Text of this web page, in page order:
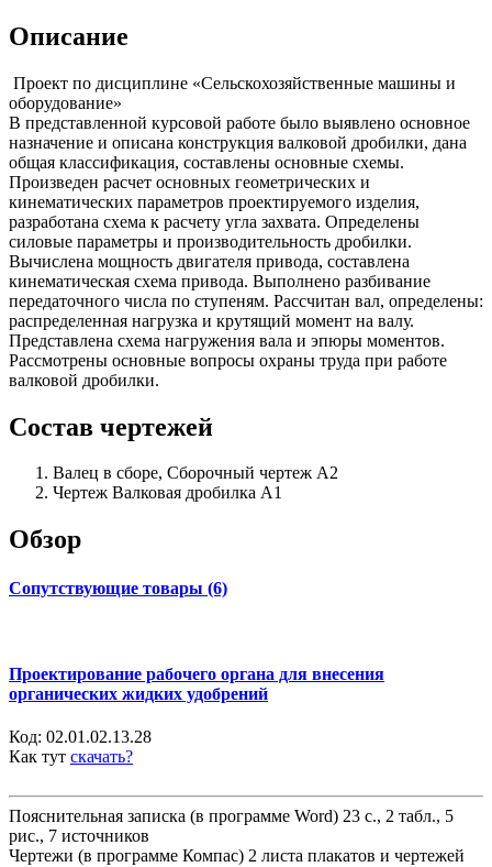
Описание
Проект по дисциплине «Сельскохозяйственные машины и
оборудование»
В представленной курсовой работе было выявлено основное
назначение и описана конструкция валковой дробилки, дана
общая классификация, составлены основные схемы.
Произведен расчет основных геометрических и
кинематических параметров проектируемого изделия,
разработана схема к расчету угла захвата. Определены
силовые параметры и производительность дробилки.
Вычислена мощность двигателя привода, составлена
кинематическая схема привода. Выполнено разбивание
передаточного числа по ступеням. Рассчитан вал, определены:
распределенная нагрузка и крутящий момент на валу.
Представлена схема нагружения вала и эпюры моментов.
Рассмотрены основные вопросы охраны труда при работе
валковой дробилки.
Состав чертежей
Валец в сборе, Сборочный чертеж А2
Чертеж Валковая дробилка А1
Обзор
Сопутствующие товары (6)
Проектирование рабочего органа для внесения
органических жидких удобрений
Код: 02.01.02.13.28
Как тут скачать?
Пояснительная записка (в программе Word) 23 с., 2 табл., 5
рис., 7 источников
Чертежи (в программе Компас) 2 листа плакатов и чертежей